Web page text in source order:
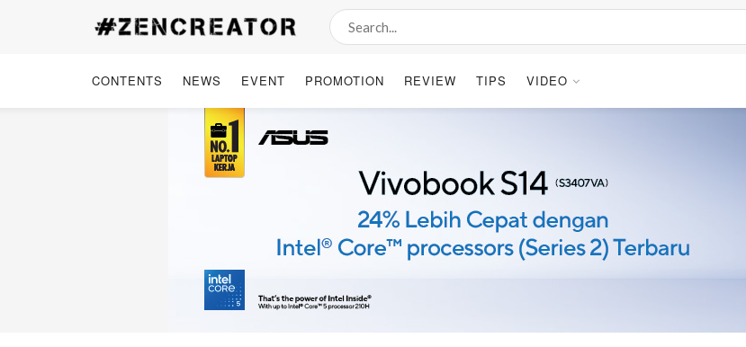
CONTENTS NEWS EVENT PROMOTION REVIEW TIPS VIDEO